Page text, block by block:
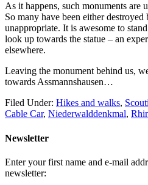
As it happens, such monuments are
So many have been either
unappropriate. It is awesome to
look up towards the statue – an
elsewhere.
Leaving the monument behind us,
towards Assmannshausen…
Filed Under: Hikes and walks,
Cable Car, Niederwalddenkmal,
Newsletter
Enter your first name and e-mail
newsletter: